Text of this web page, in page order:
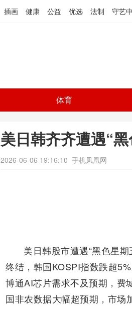
插画 健康 公益 优选 法制 守艺
体育
美日韩齐齐遭遇“
2026-06-06 19:16:10 手机凤凰网
美日韩股市遭遇“黑色星
终结，韩国KOSPI指数跌超
博通AI芯片需求不及预期，费
国非农数据大幅超预期，市场